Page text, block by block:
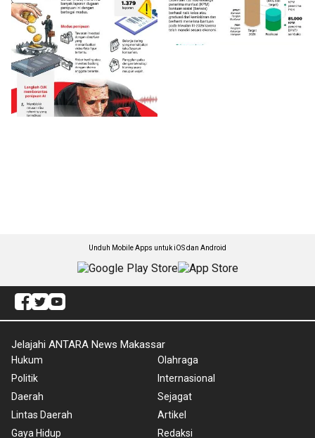
Unduh Mobile Apps untuk iOS dan Android
Jelajahi ANTARA News Makassar
Hukum
Politik
Daerah
Lintas Daerah
Gaya Hidup
Olahraga
Internasional
Sejagat
Artikel
Redaksi